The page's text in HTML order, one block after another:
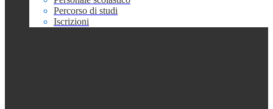
Percorso di studi
Iscrizioni